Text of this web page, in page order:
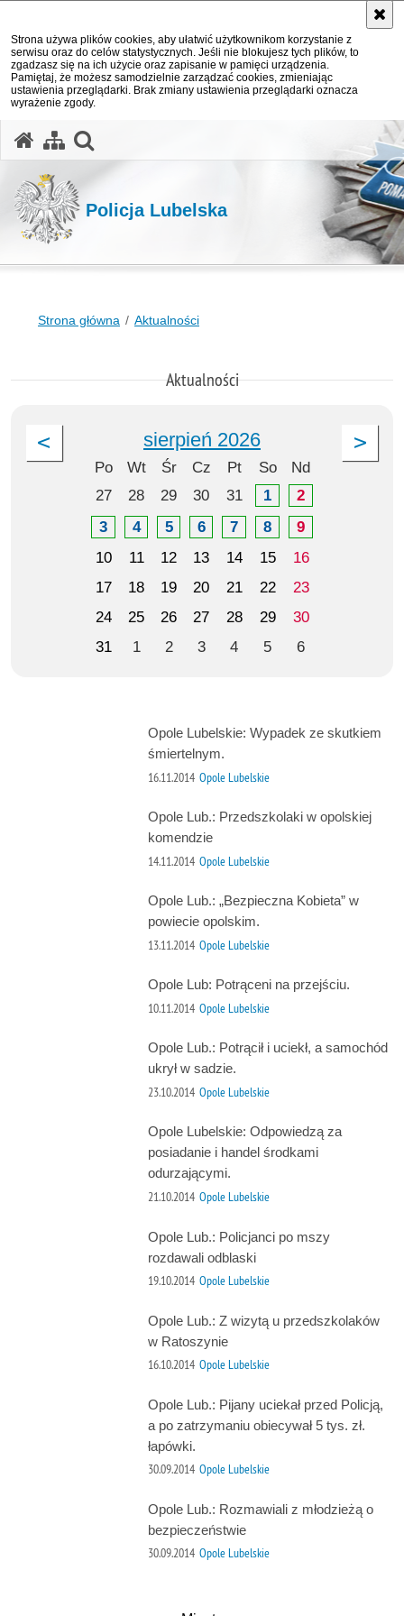
Strona używa plików cookies, aby ułatwić użytkownikom korzystanie z
serwisu oraz do celów statystycznych. Jeśli nie blokujesz tych plików, to
zgadzasz się na ich użycie oraz zapisanie w pamięci urządzenia.
Pamiętaj, że możesz samodzielnie zarządzać cookies, zmieniając
ustawienia przeglądarki. Brak zmiany ustawienia przeglądarki oznacza
wyrażenie zgody.
Policja Lubelska
Strona główna Aktualności
Aktualności
sierpień 2026
Po Wt Śr Cz Pt So
Nd
27
28 29 30 31 1
2
3
4 5 6 7 8
9
10
11 12 13 14 15
16
17
18 19 20 21 22
23
24
25 26 27 28 29
30
31
1 2 3 4 5 6
Opole Lubelskie: Wypadek ze skutkiem
śmiertelnym.
16.11.2014 Opole Lubelskie
Opole Lub.: Przedszkolaki w opolskiej
komendzie
14.11.2014 Opole Lubelskie
Opole Lub.: „Bezpieczna Kobieta” w
powiecie opolskim.
13.11.2014 Opole Lubelskie
Opole Lub: Potrąceni na przejściu.
10.11.2014 Opole Lubelskie
Opole Lub.: Potrącił i uciekł, a samochód
ukrył w sadzie.
23.10.2014 Opole Lubelskie
Opole Lubelskie: Odpowiedzą za
posiadanie i handel środkami
odurzającymi.
21.10.2014 Opole Lubelskie
Opole Lub.: Policjanci po mszy
rozdawali odblaski
19.10.2014 Opole Lubelskie
Opole Lub.: Z wizytą u przedszkolaków
w Ratoszynie
16.10.2014 Opole Lubelskie
Opole Lub.: Pijany uciekał przed Policją,
a po zatrzymaniu obiecywał 5 tys. zł.
łapówki.
30.09.2014 Opole Lubelskie
Opole Lub.: Rozmawiali z młodzieżą o
bezpieczeństwie
30.09.2014 Opole Lubelskie